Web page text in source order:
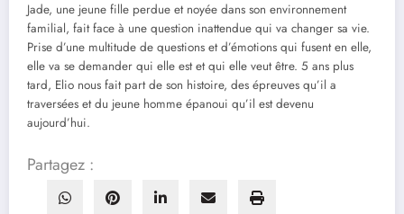
Jade, une jeune fille perdue et noyée dans son environnement
familial, fait face à une question inattendue qui va changer sa vie.
Prise d’une multitude de questions et d’émotions qui fusent en elle,
elle va se demander qui elle est et qui elle veut être. 5 ans plus
tard, Elio nous fait part de son histoire, des épreuves qu’il a
traversées et du jeune homme épanoui qu’il est devenu
aujourd’hui.
Partagez :